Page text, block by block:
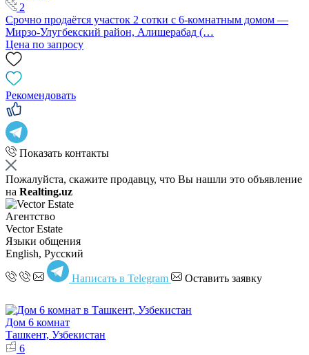
2
Срочно продаётся участок 2 сотки с 6-комнатным домом —
Мирзо-Улугбекский район, Алишерабад (…
Цена по запросу
Рекомендовать
Показать контакты
Пожалуйста, скажите продавцу, что Вы нашли это объявление
на Realting.uz
Агентство
Vector Estate
Языки общения
English, Русский
Написать в Telegram Оставить заявку
Дом 6 комнат
Ташкент, Узбекистан
6